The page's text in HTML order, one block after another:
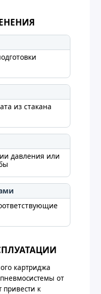
из стакана
давления или
картриджа
от
привести к